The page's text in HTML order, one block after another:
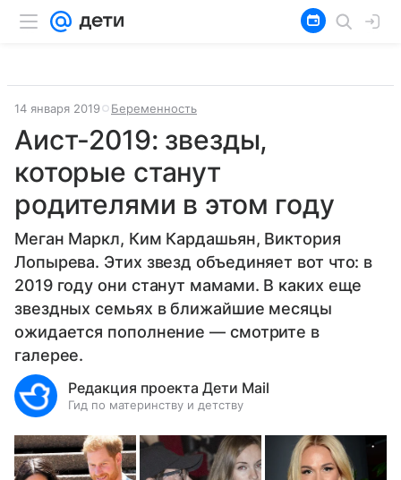
14 января 2019 Беременность
Аист-2019: звезды,
которые станут
родителями в этом году
Меган Маркл, Ким Кардашьян, Виктория
Лопырева. Этих звезд объединяет вот что: в
2019 году они станут мамами. В каких еще
звездных семьях в ближайшие месяцы
ожидается пополнение — смотрите в
галерее.
Редакция проекта Дети Mail
Гид по материнству и детству